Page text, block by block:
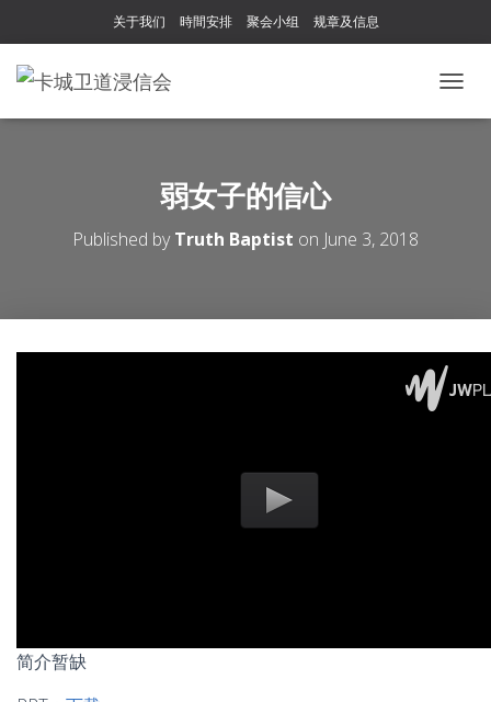
关于我们 時間安排 聚会小组 规章及信息
O
T
O
弱女子的信心
Published byTruth Baptist on June 3, 2018
简介暂缺